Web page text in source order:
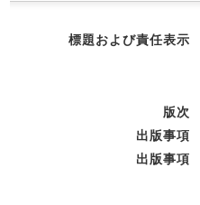
標題および責任表示
版次
出版事項
出版事項